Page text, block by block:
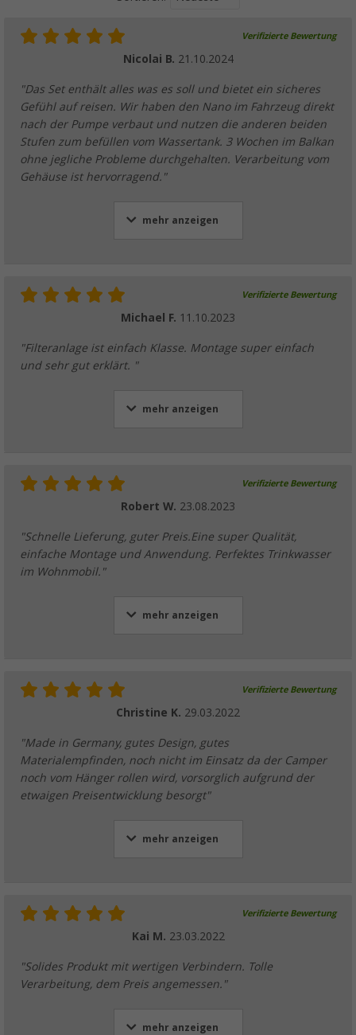
Verifizierte Bewertung
Nicolai B. 21.10.2024
"Das Set enthält alles was es soll und bietet ein sicheres
Gefühl auf reisen. Wir haben den Nano im Fahrzeug direkt
nach der Pumpe verbaut und nutzen die anderen beiden
Stufen zum befüllen vom Wassertank. 3 Wochen im Balkan
ohne jegliche Probleme durchgehalten. Verarbeitung vom
Gehäuse ist hervorragend."
mehr anzeigen
Verifizierte Bewertung
Michael F. 11.10.2023
"Filteranlage ist einfach Klasse. Montage super einfach
und sehr gut erklärt. "
mehr anzeigen
Verifizierte Bewertung
Robert W. 23.08.2023
"Schnelle Lieferung, guter Preis.Eine super Qualität,
einfache Montage und Anwendung. Perfektes Trinkwasser
im Wohnmobil."
mehr anzeigen
Verifizierte Bewertung
Christine K. 29.03.2022
"Made in Germany, gutes Design, gutes
Materialempfinden, noch nicht im Einsatz da der Camper
noch vom Hänger rollen wird, vorsorglich aufgrund der
etwaigen Preisentwicklung besorgt"
mehr anzeigen
Verifizierte Bewertung
Kai M. 23.03.2022
"Solides Produkt mit wertigen Verbindern. Tolle
Verarbeitung, dem Preis angemessen."
mehr anzeigen